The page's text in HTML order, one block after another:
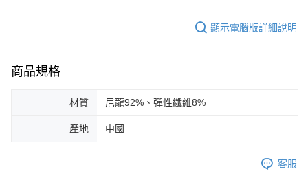
４．使用「AFTEE先享後付」時，將依據個別帳號之用戶狀況，依本公司即
時審查核予不同之上限額度；若仍有額度不足之情形，本公司將視審查結果
恩沛科技股份有限公司將有權停止該用戶之使用額度並採取法律行動。
顯示電腦版詳細說明
商品規格
材質 尼龍92%、彈性纖維8%
產地 中國
客服